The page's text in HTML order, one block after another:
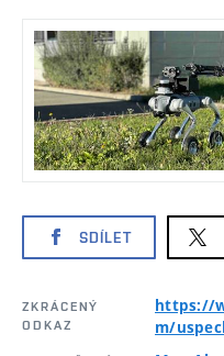
SDÍLET
ZKRÁCENÝ
ODKAZ
https://
m/